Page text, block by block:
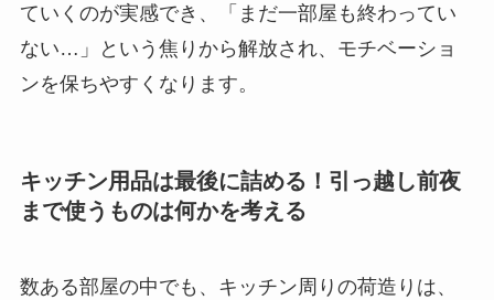
ていくのが実感でき、「まだ一部屋も終わってい
ない…」という焦りから解放され、モチベーショ
ンを保ちやすくなります。
キッチン用品は最後に詰める！引っ越し前夜
まで使うものは何かを考える
数ある部屋の中でも、キッチン周りの荷造りは、